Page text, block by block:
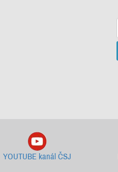
YOUTUBE kanál ČSJ